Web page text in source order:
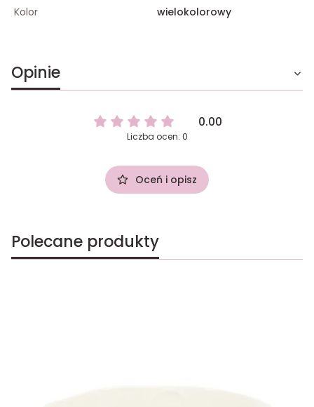
Kolor
wielokolorowy
Opinie
0.00
Liczba ocen: 0
Oceń i opisz
Polecane produkty